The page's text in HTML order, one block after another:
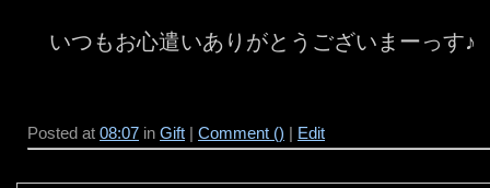
いつもお心遣いありがとうございまーっ
Posted at 08:07 in Gift | Comment () | Edit